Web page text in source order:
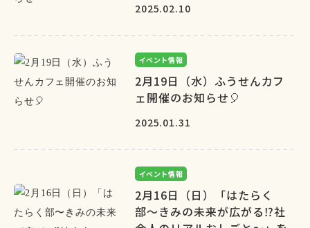
2025.02.10
イベント情報
2月19日（水）ふうせんカフ
ェ開催のお知らせ🎈
2025.01.31
イベント情報
2月16日（日）「はたらく
部〜きみの未来が広がる⁉︎社